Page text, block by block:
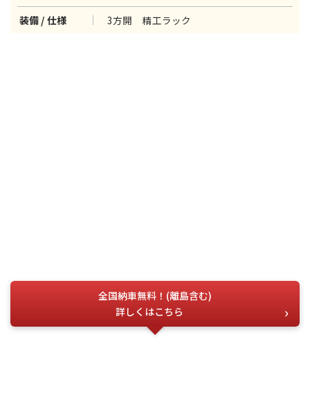
装備 / 仕様 3方開 精工ラック
全国納車無料！(離島含む)
詳しくはこちら